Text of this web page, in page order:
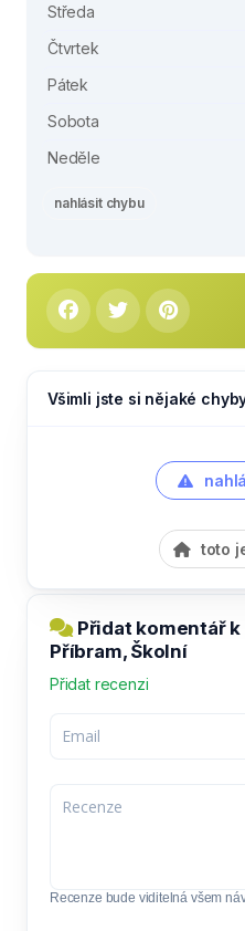
Středa
Čtvrtek
Pátek
Sobota
Neděle
nahlásit chybu
Všimli jste si nějaké
toto
Přidat komentář k
Příbram, Školní
Přidat recenzi
Recenze bude viditelná všem